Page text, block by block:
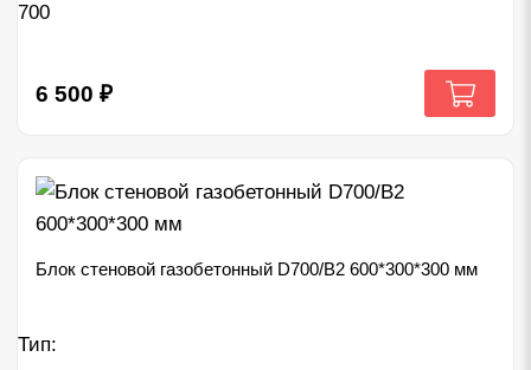
700
6 500 ₽
Блок стеновой газобетонный D700/B2 600*300*300 мм
Тип: